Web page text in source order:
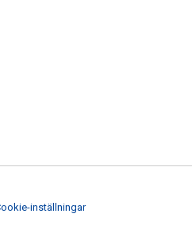
inställningar